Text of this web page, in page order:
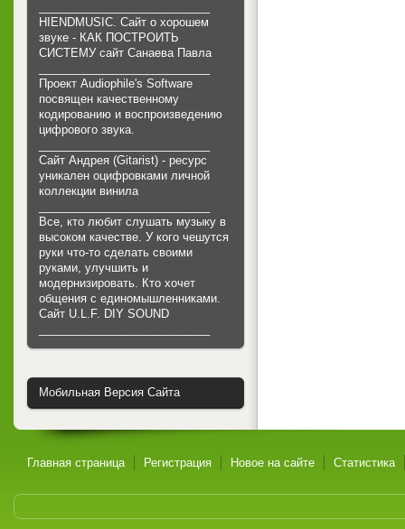
HIENDMUSIC. Сайт о хорошем
звуке - КАК ПОСТРОИТЬ
СИСТЕМУ сайт Санаева Павла
Проект Audiophile's Software
посвящен качественному
кодированию и воспроизведению
цифрового звука.
Сайт Андрея (Gitarist) - ресурс
уникален оцифровками личной
коллекции винила
Все, кто любит слушать музыку в
высоком качестве. У кого чешутся
руки что-то сделать своими
руками, улучшить и
модернизировать. Кто хочет
общения с единомышленниками.
Cайт U.L.F. DIY SOUND
Мобильная Версия Сайта
Главная страница Регистрация Новое на сайте Статистика